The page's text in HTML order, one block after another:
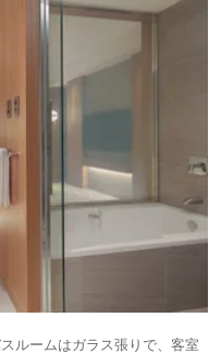
ルームはガラス張りで、客室